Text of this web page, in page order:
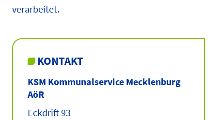
verarbeitet.
KONTAKT
KSM Kommunalservice Mecklenburg
AöR
Eckdrift 93